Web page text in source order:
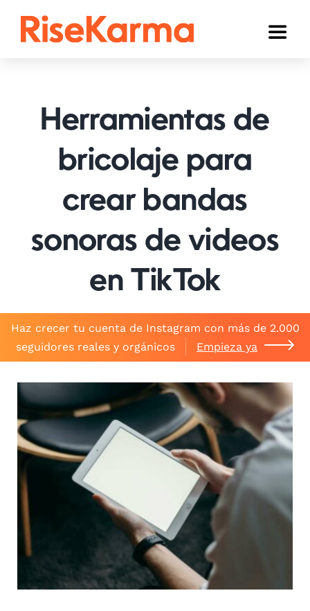
Toggle
TikTok
Facebook
Twitter (𝕏)
Otros
Herramientas de
bricolaje para
crear bandas
sonoras de videos
en TikTok
Haz crecer tu cuenta de Instagram con más de 2.000
seguidores reales y orgánicos
Empieza ya